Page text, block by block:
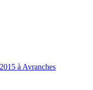
à Avranches